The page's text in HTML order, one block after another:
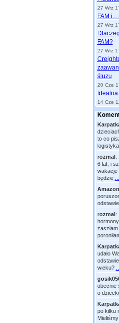
27 Wrz
FAM
27 Wrz
FAM?
27 Wrz
śluzu
20 Cze
14 Cze
to co
rozmal:
6 lat, i
wakacje
będzie
rozmal:
udało
wieku?
obecnie
o
po kilku